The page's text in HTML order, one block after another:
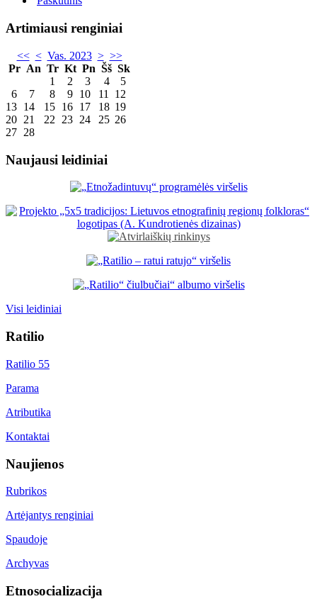
Artimiausi renginiai
<< < Vas. 2023 > >>
Pr An Tr Kt Pn Šš Sk
1
2 3 4
5
6
7 8 9 10 11
12
13 14 15 16 17 18 19
20 21 22 23 24 25 26
27 28
Naujausi leidiniai
Visi leidiniai
Ratilio
Ratilio 55
Parama
Atributika
Kontaktai
Naujienos
Rubrikos
Artėjantys renginiai
Spaudoje
Archyvas
Etnosocializacija